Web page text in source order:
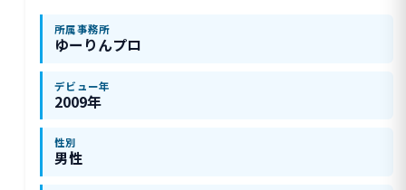
所属事務所
ゆーりんプロ
デビュー年
2009年
性別
男性